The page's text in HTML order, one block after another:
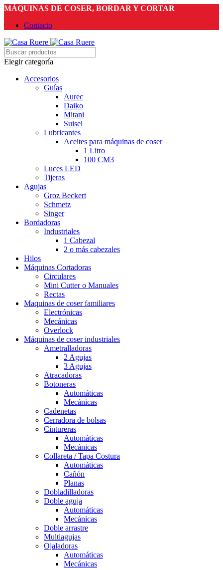
MÁQUINAS DE COSER, BORDAR Y CORTAR
Contacto
Elegir categoría
Accesorios
Guías
Aurec
Daiko
Mitani
Suisei
Lubricantes
Aceites para máquinas de coser
1 Litro
100 CM3
Luces LED
Tijeras
Agujas
Groz Beckert
Schmetz
Singer
Bordadoras
Industriales
1 Cabezal
2 o más cabezales
Hilos
Máquinas Cortadoras
Circulares
Mini Cutter o Manuales
Rectas
Maquinas de coser familiares
Electrónicas
Mecánicas
Overlock
Máquinas de coser industriales
Ametralladoras
2 Agujas
3 Agujas
Atracadoras
Botoneras
Automáticas
Mecánicas
Cadenetas
Cerradora de bolsas
Cintureras
Automáticas
Mecánicas
Collareta / Tapa Costura
Automáticas
Cañón
Planas
Dobladilladoras
Doble aguja
Automáticas
Mecánicas
Doble arrastre
Multiagujas
Ojaladoras
Automáticas
Mecánicas